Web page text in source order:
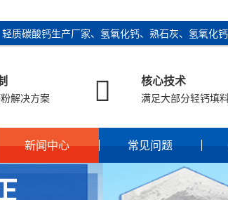
质碳酸钙生产厂家、氢氧化钙、熟石灰、氢氧化
解决方案  核心技术
满足大部分轻钙填
新闻中心 常见问题